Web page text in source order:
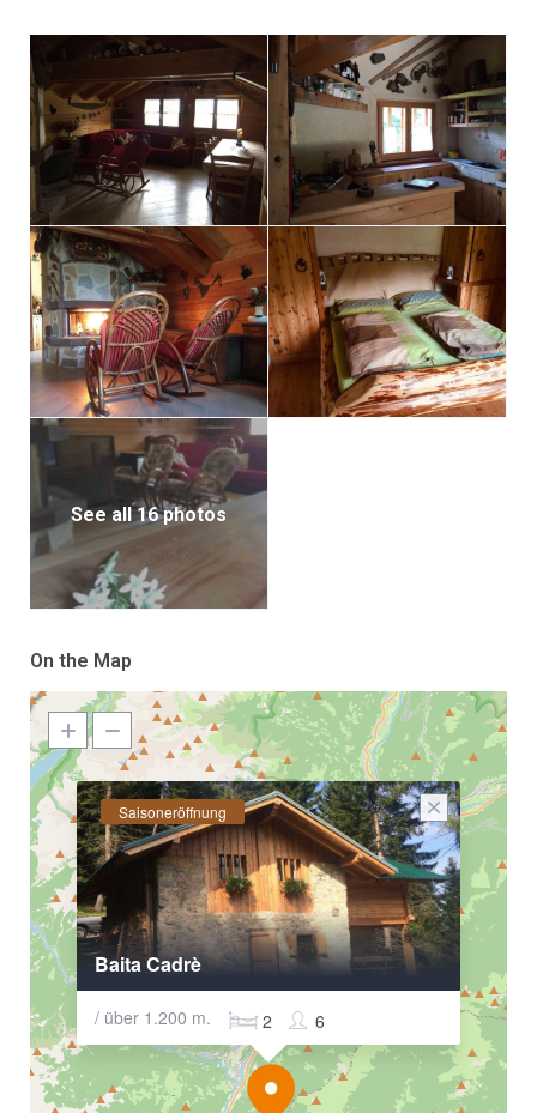
See all 16 photos
On the Map
Saisoneröffnung
Baita Cadrè
/ über 1.200 m. 6
2